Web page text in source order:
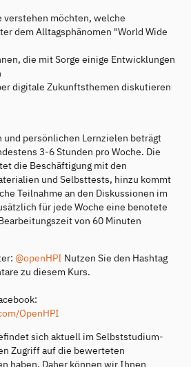
möchten, welche
dem Alltagsphänomen "World Wide
die mit Sorge einige Entwicklungen
digitale Zukunftsthemen diskutieren
und persönlichen Lernzielen beträgt
3-6 Stunden pro Woche. Die
die Beschäftigung mit den
und Selbsttests, hinzu kommt
Teilnahme an den Diskussionen im
für jede Woche eine benotete
von 60 Minuten
@openHPI Nutzen Sie den Hashtag
zu diesem Kurs.
OpenHPI
sich aktuell im Selbststudium-
Zugriff auf die bewerteten
haben. Daher können wir Ihnen